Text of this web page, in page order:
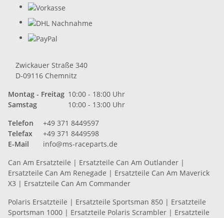
Zwickauer Straße 340
D-09116 Chemnitz
Montag - Freitag 10:00 - 18:00 Uhr
Samstag
10:00 - 13:00 Uhr
Telefon
+49 371 8449597
Telefax
+49 371 8449598
E-Mail
info@ms-raceparts.de
Can Am Ersatzteile | Ersatzteile Can Am Outlander |
Ersatzteile Can Am Renegade | Ersatzteile Can Am Maverick
X3 | Ersatzteile Can Am Commander
Polaris Ersatzteile | Ersatzteile Sportsman 850 | Ersatzteile
Sportsman 1000 | Ersatzteile Polaris Scrambler | Ersatzteile